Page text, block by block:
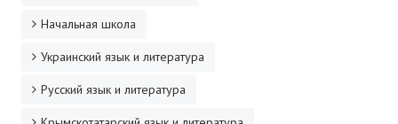
Начальная школа
Украинский язык и литература
Русский язык и литература